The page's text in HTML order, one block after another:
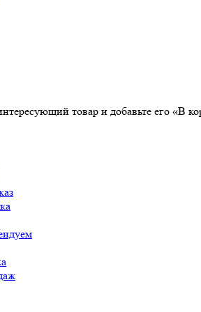
товар и добавьте его «В